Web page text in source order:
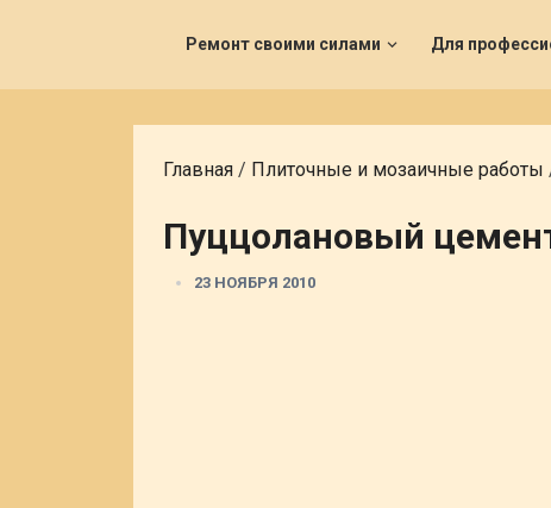
Ремонт своими силами Для
Главная / Плиточные и мозаичные работы
Пуццолановый
23 НОЯБРЯ 2010